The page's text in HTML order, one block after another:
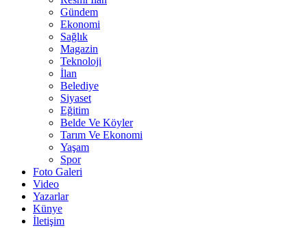
Gündem
Ekonomi
Sağlık
Magazin
Teknoloji
İlan
Belediye
Siyaset
Eğitim
Belde Ve Köyler
Tarım Ve Ekonomi
Yaşam
Spor
Foto Galeri
Video
Yazarlar
Künye
İletişim